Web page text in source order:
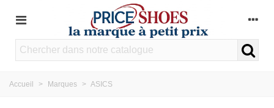
Accueil > Marques > ASICS